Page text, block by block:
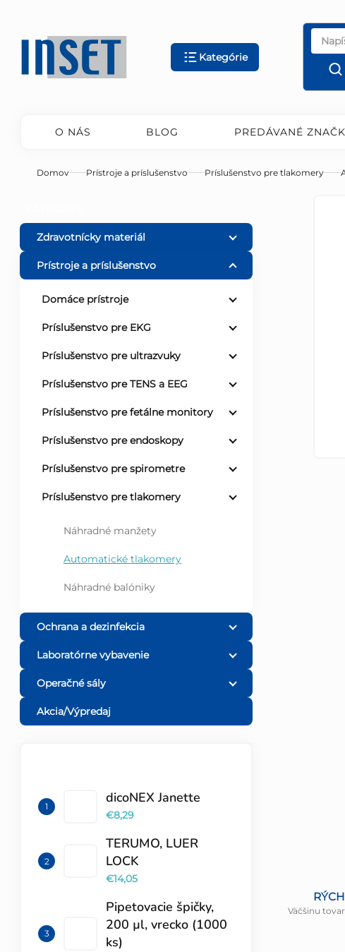
obsah
Kategórie
O NÁS BLOG PREDÁVANÉ
Domov Prístroje a príslušenstvo Príslušenstvo pre tlakomery
o
č
Zdravotnícky materiál
Prístroje a príslušenstvo
Domáce prístroje
Príslušenstvo pre EKG
Príslušenstvo pre ultrazvuky
Príslušenstvo pre TENS a EEG
Príslušenstvo pre fetálne monitory
Príslušenstvo pre endoskopy
Príslušenstvo pre spirometre
Príslušenstvo pre tlakomery
Náhradné manžety
Automatické tlakomery
Náhradné balóniky
Ochrana a dezinfekcia
Laboratórne vybavenie
Operačné sály
Akcia/Výpredaj
dicoNEX Janette
€8,29
TERUMO, LUER
LOCK
€14,05
Pipetovacie špičky,
200 µl, vrecko (1000
ks)
Väčšinu